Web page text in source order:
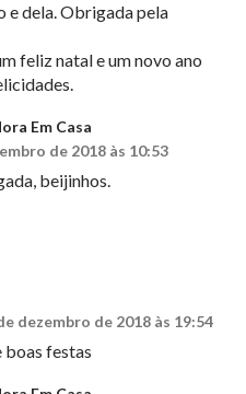
e dela. Obrigada pela
feliz natal e um novo ano
Em Casa
de 2018 às 10:53
beijinhos.
dezembro de 2018 às 19:54
festas